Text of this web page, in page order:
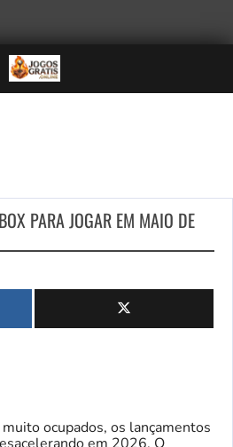
PARA JOGAR EM MAIO DE
ocupados, os lançamentos